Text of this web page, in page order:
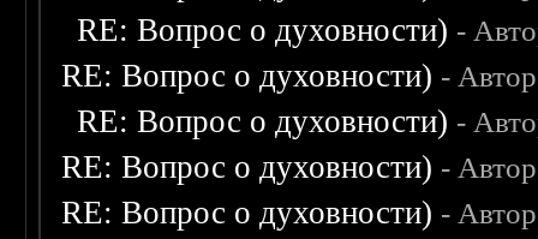
RE: Вопрос о духовности) -
RE: Вопрос о духовности) -
RE: Вопрос о духовности) -
RE: Вопрос о духовности) -
RE: Вопрос о духовности) -